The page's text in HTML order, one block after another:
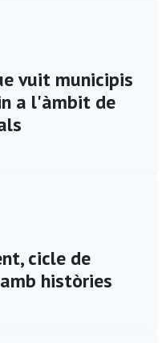
vuit municipis
a l'àmbit de
cicle de
històries